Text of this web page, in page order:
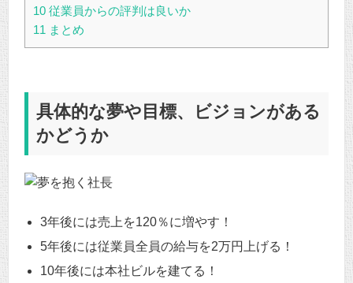
10 従業員からの評判は良いか
11 まとめ
具体的な夢や目標、ビジョンがある
かどうか
3年後には売上を120％に増やす！
5年後には従業員全員の給与を2万円上げる！
10年後には本社ビルを建てる！